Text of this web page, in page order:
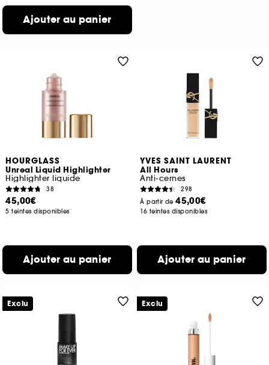
Ajouter au panier
HOURGLASS
Unreal Liquid Highlighter
Highlighter liquide
38
45,00€
5 teintes disponibles
Ajouter au panier
YVES SAINT LAURENT
All Hours
Anti-cernes
298
À partir de45,00€
16 teintes disponibles
Ajouter au panier
Exclu Exclu